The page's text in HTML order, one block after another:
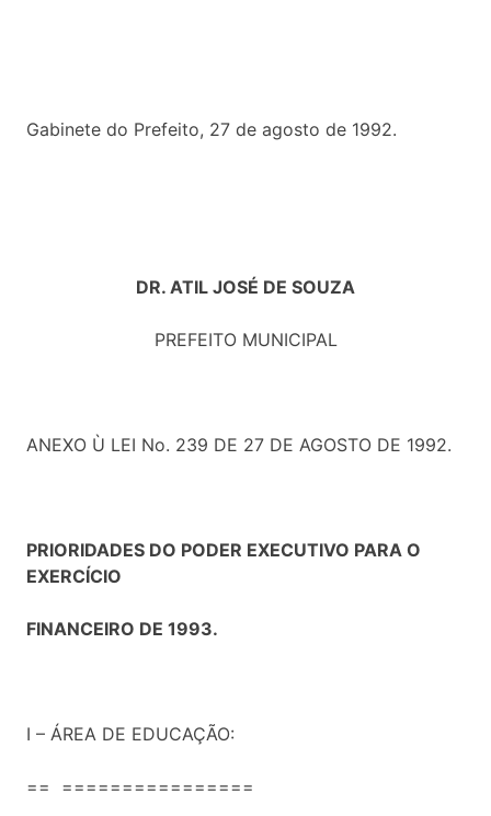
Gabinete do Prefeito, 27 de agosto de 1992.
DR. ATIL JOSÉ DE SOUZA
PREFEITO MUNICIPAL
ANEXO Ù LEI No. 239 DE 27 DE AGOSTO DE 1992.
PRIORIDADES DO PODER EXECUTIVO PARA O
EXERCÍCIO
FINANCEIRO DE 1993.
I – ÁREA DE EDUCAÇÃO:
== ================